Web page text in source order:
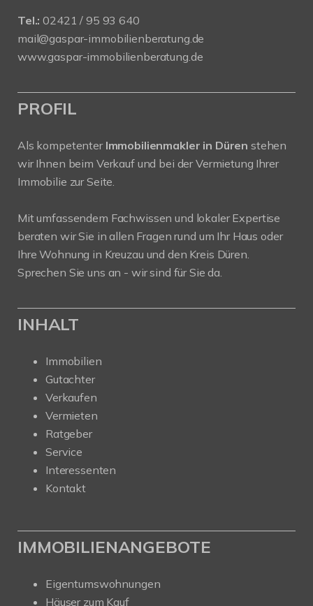
Tel.: 02421 / 95 93 640
mail@gaspar-immobilienberatung.de
www.gaspar-immobilienberatung.de
PROFIL
Als kompetenter Immobilienmakler in Düren stehen
wir Ihnen beim Verkauf und bei der Vermietung Ihrer
Immobilie zur Seite.
Mit umfassendem Fachwissen und lokaler Expertise
beraten wir Sie in allen Fragen rund um Ihr Haus oder
Ihre Wohnung in Kreuzau und den Kreis Düren.
Sprechen Sie uns an - wir sind für Sie da.
INHALT
Immobilien
Gutachter
Verkaufen
Vermieten
Ratgeber
Service
Interessenten
Kontakt
IMMOBILIENANGEBOTE
Eigentumswohnungen
Häuser zum Kauf